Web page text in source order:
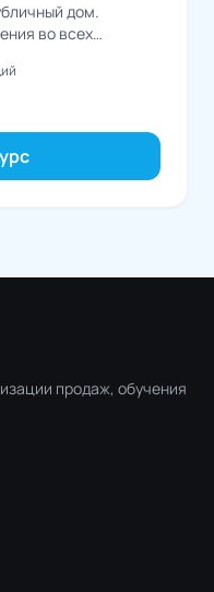
дом.
во всех
продаж, обучения